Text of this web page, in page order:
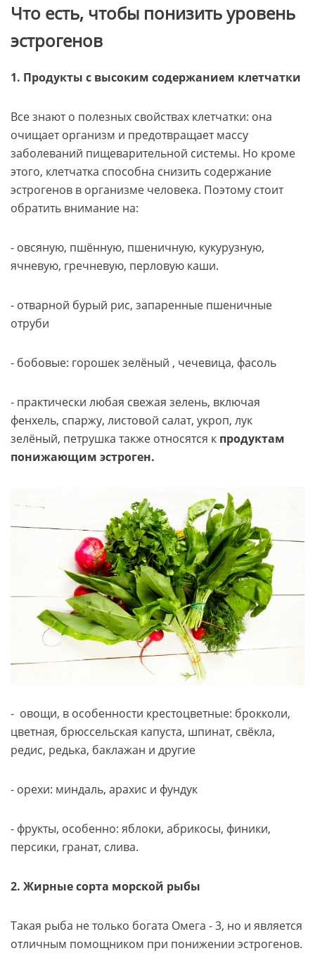
Что есть, чтобы понизить уровень
эстрогенов
1. Продукты с высоким содержанием клетчатки
Все знают о полезных свойствах клетчатки: она
очищает организм и предотвращает массу
заболеваний пищеварительной системы. Но кроме
этого, клетчатка способна снизить содержание
эстрогенов в организме человека. Поэтому стоит
обратить внимание на:
- овсяную, пшённую, пшеничную, кукурузную,
ячневую, гречневую, перловую каши.
- отварной бурый рис, запаренные пшеничные
отруби
- бобовые: горошек зелёный , чечевица, фасоль
- практически любая свежая зелень, включая
фенхель, спаржу, листовой салат, укроп, лук
зелёный, петрушка также относятся к продуктам
понижающим эстроген.
- овощи, в особенности крестоцветные: брокколи,
цветная, брюссельская капуста, шпинат, свёкла,
редис, редька, баклажан и другие
- орехи: миндаль, арахис и фундук
- фрукты, особенно: яблоки, абрикосы, финики,
персики, гранат, слива.
2. Жирные сорта морской рыбы
Такая рыба не только богата Омега - 3, но и является
отличным помощником при понижении эстрогенов.